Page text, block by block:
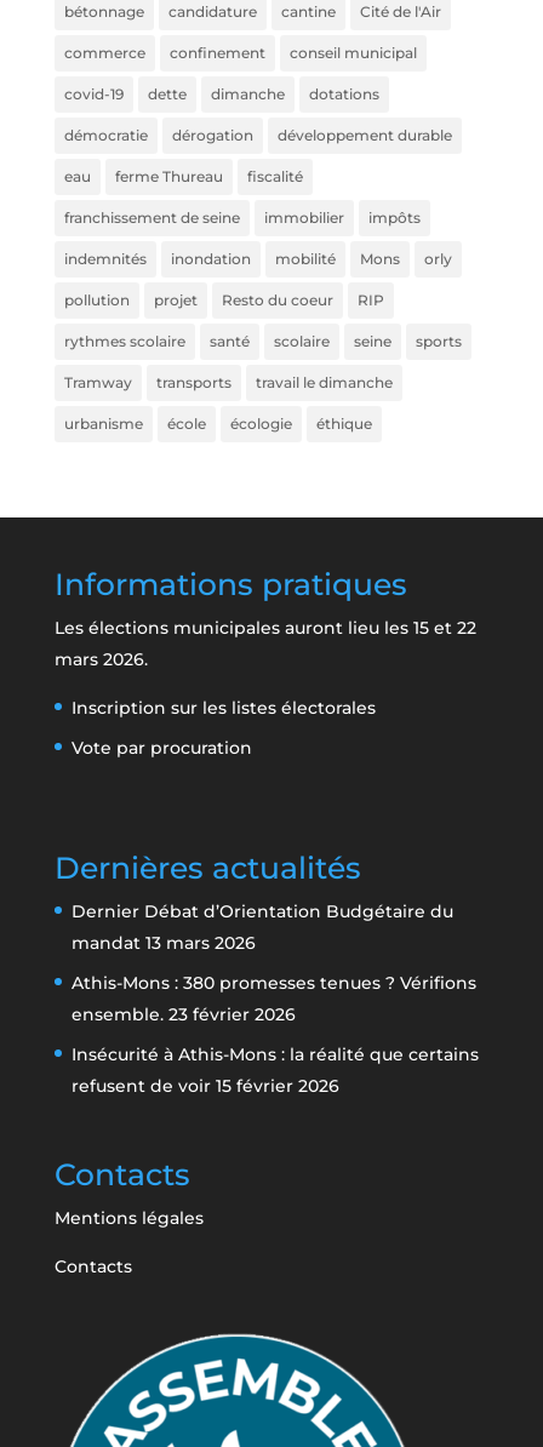
bétonnage candidature cantine Cité de l'Air
commerce confinement conseil municipal
covid-19 dette dimanche dotations
démocratie dérogation développement durable
eau ferme Thureau fiscalité
franchissement de seine immobilier impôts
indemnités inondation mobilité Mons orly
pollution projet Resto du coeur RIP
rythmes scolaire santé scolaire seine sports
Tramway transports travail le dimanche
urbanisme école écologie éthique
Informations pratiques
Les élections municipales auront lieu les 15 et 22
mars 2026.
Inscription sur les listes électorales
Vote par procuration
Dernières actualités
Dernier Débat d’Orientation Budgétaire du
mandat 13 mars 2026
Athis-Mons : 380 promesses tenues ? Vérifions
ensemble. 23 février 2026
Insécurité à Athis-Mons : la réalité que certains
refusent de voir 15 février 2026
Contacts
Mentions légales
Contacts